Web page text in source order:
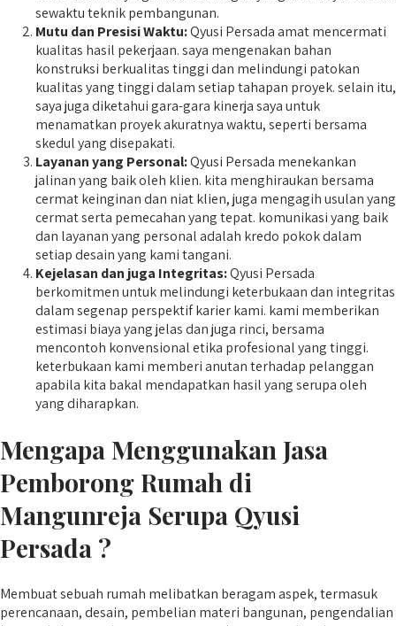
sewaktu teknik pembangunan.
Mutu dan Presisi Waktu:Qyusi Persada amat mencermati
kualitas hasil pekerjaan. saya mengenakan bahan
konstruksi berkualitas tinggi dan melindungi patokan
kualitas yang tinggi dalam setiap tahapan proyek. selain itu,
saya juga diketahui gara-gara kinerja saya untuk
menamatkan proyek akuratnya waktu, seperti bersama
skedul yang disepakati.
Layanan yang Personal:Qyusi Persada menekankan
jalinan yang baik oleh klien. kita menghiraukan bersama
cermat keinginan dan niat klien, juga mengagih usulan yang
cermat serta pemecahan yang tepat. komunikasi yang baik
dan layanan yang personal adalah kredo pokok dalam
setiap desain yang kami tangani.
Kejelasan dan juga Integritas:Qyusi Persada
berkomitmen untuk melindungi keterbukaan dan integritas
dalam segenap perspektif karier kami. kami memberikan
estimasi biaya yang jelas dan juga rinci, bersama
mencontoh konvensional etika profesional yang tinggi.
keterbukaan kami memberi anutan terhadap pelanggan
apabila kita bakal mendapatkan hasil yang serupa oleh
yang diharapkan.
Mengapa Menggunakan Jasa
Pemborong Rumah di
Mangunreja Serupa Qyusi
Persada ?
Membuat sebuah rumah melibatkan beragam aspek, termasuk
perencanaan, desain, pembelian materi bangunan, pengendalian